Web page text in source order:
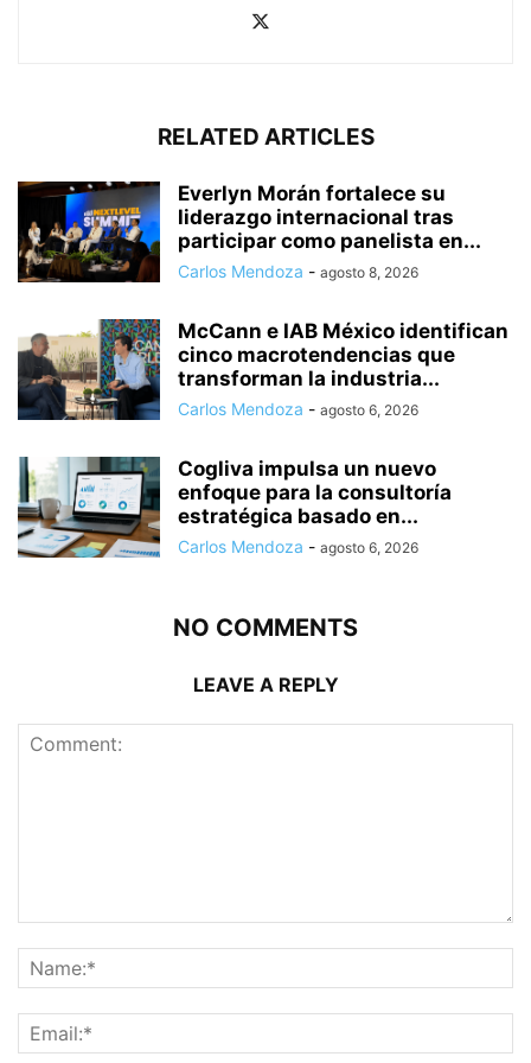
RELATED ARTICLES
Everlyn Morán fortalece su
liderazgo internacional tras
participar como panelista en...
Carlos Mendoza - agosto 8, 2026
McCann e IAB México identifican
cinco macrotendencias que
transforman la industria...
Carlos Mendoza - agosto 6, 2026
Cogliva impulsa un nuevo
enfoque para la consultoría
estratégica basado en...
Carlos Mendoza - agosto 6, 2026
NO COMMENTS
LEAVE A REPLY